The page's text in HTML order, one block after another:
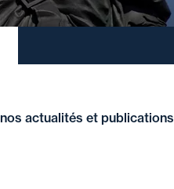
actualités et publications